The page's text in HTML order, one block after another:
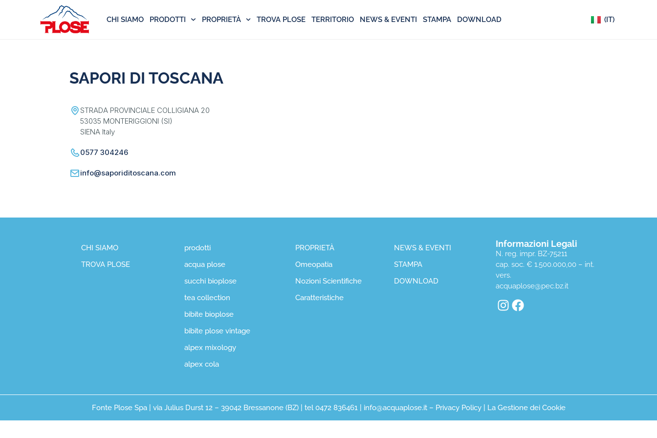
CHI SIAMO PRODOTTI PROPRIETÀ TROVA PLOSE TERRITORIO NEWS & EVENTI STAMPA DOWNLOAD (IT)
(DE)
SAPORI DI TOSCANA
STRADA PROVINCIALE COLLIGIANA 20
53035 MONTERIGGIONI (SI)
SIENA Italy
0577 304246
info@saporiditoscana.com
CHI SIAMO
TROVA PLOSE
prodotti
acqua plose
succhi bioplose
tea collection
bibite bioplose
bibite plose vintage
alpex mixology
alpex cola
PROPRIETÀ
Omeopatia
Nozioni Scientifiche
Caratteristiche
NEWS & EVENTI
STAMPA
DOWNLOAD
Informazioni Legali
N. reg. impr. BZ-75211
cap. soc. € 1.500.000,00 – int.
vers.
acquaplose@pec.bz.it
Fonte Plose Spa | via Julius Durst 12 – 39042 Bressanone (BZ) | tel 0472 836461 | info@acquaplose.it – Privacy Policy| La Gestione dei Cookie